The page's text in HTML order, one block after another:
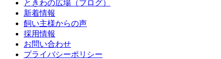
ときわの広場（ブログ）
新着情報
飼い主様からの声
採用情報
お問い合わせ
プライバシーポリシー